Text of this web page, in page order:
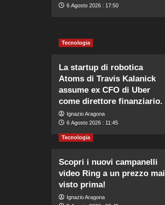
6 Agosto 2026 : 17:50
Tecnologia
La startup di robotica
Atoms di Travis Kalanick
assume ex CFO di Uber
come direttore finanziario.
Ignazio Aragona
6 Agosto 2026 : 11:45
Tecnologia
Scopri i nuovi campanelli
video Ring a un prezzo mai
visto prima!
Ignazio Aragona